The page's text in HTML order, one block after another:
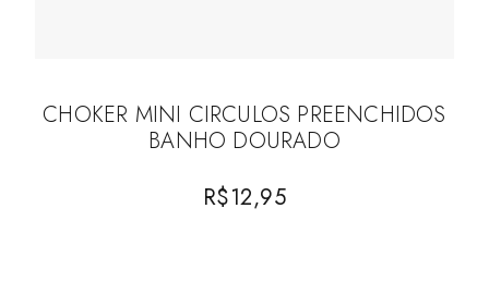
CHOKER MINI CIRCULOS PREENCHIDOS
BANHO DOURADO
R$12,95